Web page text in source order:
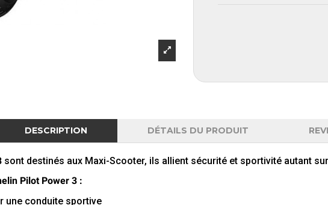
DESCRIPTION DÉTAILS DU PRODUIT
sont destinés aux Maxi-Scooter, ils allient sécurité et sportivité autant
Pilot Power 3 :
une conduite sportive